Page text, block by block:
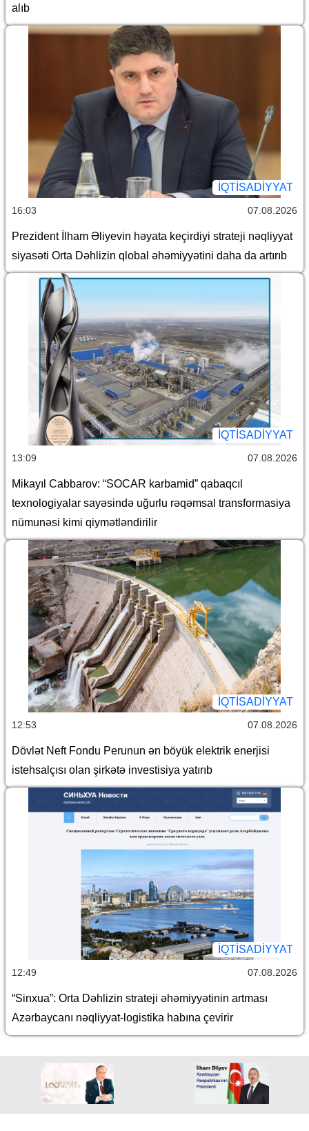
alıb
İQTİSADİYYAT
16:03 07.08.2026
Prezident İlham Əliyevin həyata keçirdiyi strateji nəqliyyat
siyasəti Orta Dəhlizin qlobal əhəmiyyətini daha da artırıb
İQTİSADİYYAT
13:09 07.08.2026
Mikayıl Cabbarov: “SOCAR karbamid” qabaqcıl
texnologiyalar sayəsində uğurlu rəqəmsal transformasiya
nümunəsi kimi qiymətləndirilir
İQTİSADİYYAT
12:53 07.08.2026
Dövlət Neft Fondu Perunun ən böyük elektrik enerjisi
istehsalçısı olan şirkətə investisiya yatırıb
İQTİSADİYYAT
12:49 07.08.2026
“Sinxua”: Orta Dəhlizin strateji əhəmiyyətinin artması
Azərbaycanı nəqliyyat-logistika habına çevirir